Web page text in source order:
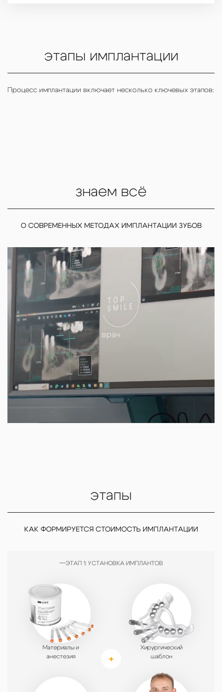
этапы имплантации
Процесс имплантации включает несколько ключевых этапов:
знаем всё
О СОВРЕМЕННЫХ МЕТОДАХ ИМПЛАНТАЦИИ ЗУБОВ
этапы
КАК ФОРМИРУЕТСЯ СТОИМОСТЬ ИМПЛАНТАЦИИ
ЭТАП 1: УСТАНОВКА ИМПЛАНТОВ
Материалы и
анестезия
Хирургический
шаблон